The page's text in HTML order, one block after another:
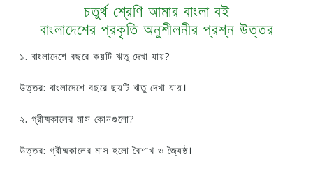
চতুর্থ শ্রেণি আমার বাংলা বই
বাংলাদেশের প্রকৃতি অনুশীলনীর প্রশ্ন উত্তর
১. বাংলাদেশে বছরে কয়টি ঋতু দেখা যায়?
উত্তর: বাংলাদেশে বছরে ছয়টি ঋতু দেখা যায়।
২. গ্রীষ্মকালের মাস কোনগুলো?
উত্তর: গ্রীষ্মকালের মাস হলো বৈশাখ ও জ্যৈষ্ঠ।